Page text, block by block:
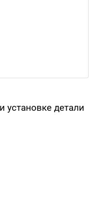
установке детали